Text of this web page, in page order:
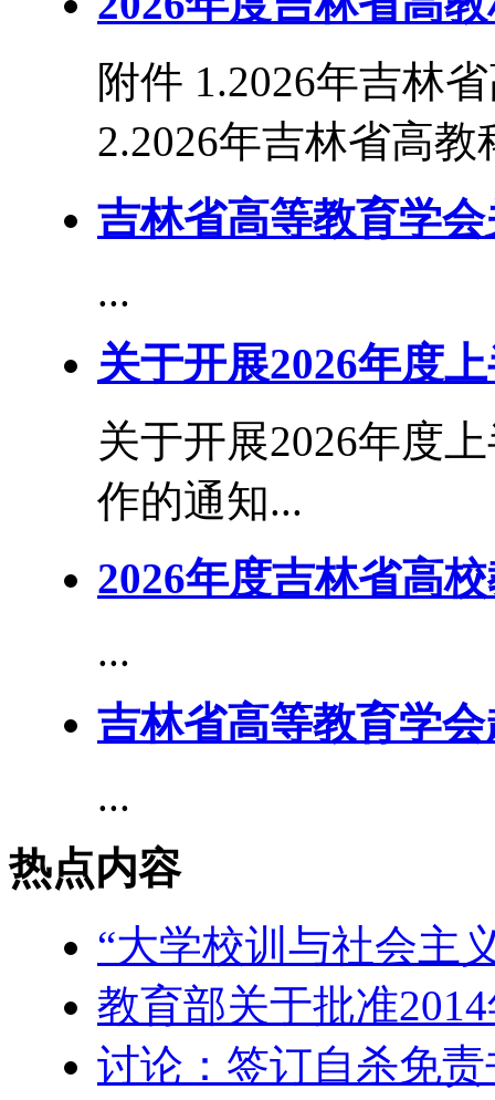
附件 1.2026年吉林
2.2026年吉林省高
吉林省高等教育学
...
关于开展2026年度
关于开展2026年度
作的通知...
2026年度吉林省高
...
吉林省高等教育学
...
热点内容
“大学校训与社会主
教育部关于批准
讨论：签订自杀免